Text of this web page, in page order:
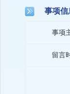
事项信
事项
留言